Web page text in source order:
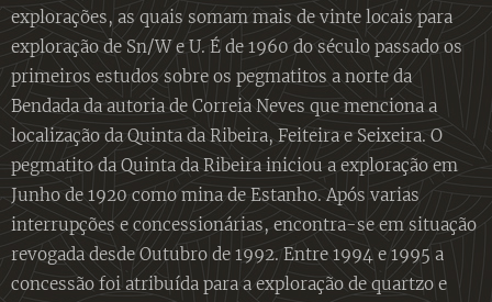
explorações, as quais somam mais de vinte locais para
exploração de Sn/W e U. É de 1960 do século passado os
primeiros estudos sobre os pegmatitos a norte da
Bendada da autoria de Correia Neves que menciona a
localização da Quinta da Ribeira, Feiteira e Seixeira. O
pegmatito da Quinta da Ribeira iniciou a exploração em
Junho de 1920 como mina de Estanho. Após varias
interrupções e concessionárias, encontra-se em situação
revogada desde Outubro de 1992. Entre 1994 e 1995 a
concessão foi atribuída para a exploração de quartzo e